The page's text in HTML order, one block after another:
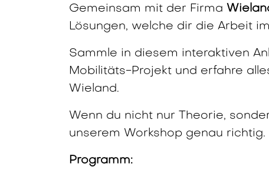
Gemeinsam mit der Firma
Lösungen, welche dir die Arbeit
Sammle in diesem interaktiven
Mobilitäts-Projekt und erfahre
Wieland.
Wenn du nicht nur Theorie,
unserem Workshop genau richtig.
Programm: